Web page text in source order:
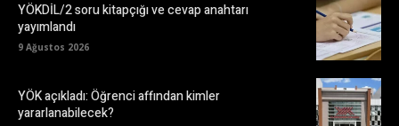
YÖKDİL/2 soru kitapçığı ve cevap anahtarı
yayımlandı
9 Ağustos 2026
YÖK açıkladı: Öğrenci affından kimler
yararlanabilecek?